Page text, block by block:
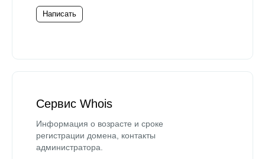
Написать
Сервис Whois
Информация о возрасте и сроке
регистрации домена, контакты
администратора.